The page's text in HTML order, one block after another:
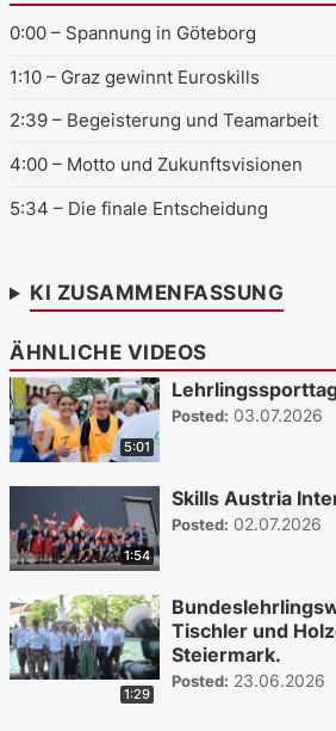
0:00 – Spannung in Göteborg
1:10 – Graz gewinnt Euroskills
2:39 – Begeisterung und Teamarbeit
4:00 – Motto und Zukunftsvisionen
5:34 – Die finale Entscheidung
KI ZUSAMMENFASSUNG
ÄHNLICHE VIDEOS
5:01
Posted: 03.07.2026
1:54
Skills Austria
Posted: 02.07.2026
1:29
Tischler und
Steiermark.
Posted: 23.06.2026